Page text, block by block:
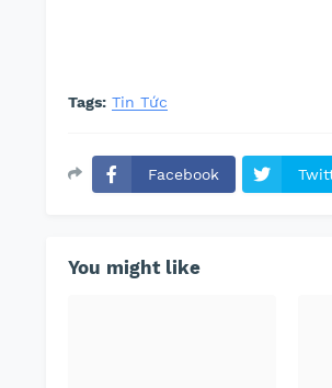
Tags: Tin Tức
Facebook
You might like